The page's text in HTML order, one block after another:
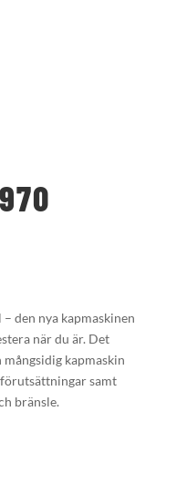
den nya kapmaskinen
när du är. Det
kapmaskin
samt
bränsle.